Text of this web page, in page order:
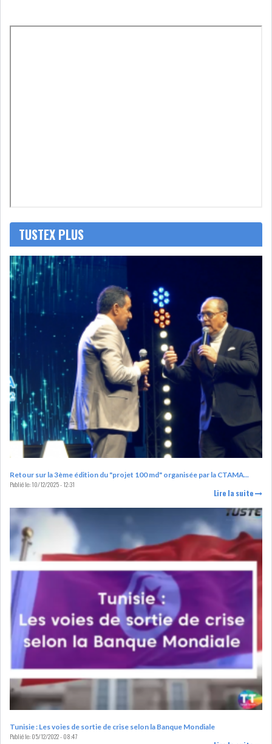
OFFICEPLAST : YASSINE ABID
ENTRÉE EN VIGUEUR DE LA
TAXE SUR LE PATR...
FISCALITÉ : LONGUE LISTE
DES ACTIVITÉS Q...
BOURSE DE TUNIS : UN OUTIL
DE FINANCEMEN...
LE CALENDRIER FISCAL ET
SOCIAL 2021: LES...
RSS
ECONOMIE
ACTUALITÉS
ÉCONOMIQUES
EMPLOI
PRIVATISATION NOMINATION
ACTUALITÉS DES
DEVISES
LOI DE FINANCE ENERGIE
TUSTEX PLUS
Retour sur la 3ème édition du "projet 100 md" organisée par la CTAMA...
Publié le:10/12/2025 - 12:31
Lire la suite
Tunisie : Les voies de sortie de crise selon la Banque Mondiale
Publié le:05/12/2022 - 08:47